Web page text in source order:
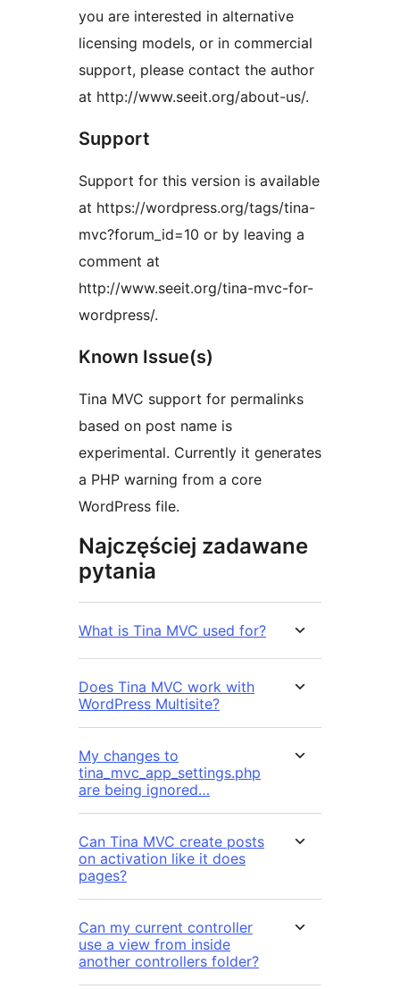
you are interested in alternative
licensing models, or in commercial
support, please contact the author
at http://www.seeit.org/about-us/.
Support
Support for this version is available
at https://wordpress.org/tags/tina-
mvc?forum_id=10 or by leaving a
comment at
http://www.seeit.org/tina-mvc-for-
wordpress/.
Known Issue(s)
Tina MVC support for permalinks
based on post name is
experimental. Currently it generates
a PHP warning from a core
WordPress file.
Najczęściej zadawane
pytania
What is Tina MVC used for?
Does Tina MVC work with
WordPress Multisite?
My changes to
tina_mvc_app_settings.php
are being ignored…
Can Tina MVC create posts
on activation like it does
pages?
Can my current controller
use a view from inside
another controllers folder?